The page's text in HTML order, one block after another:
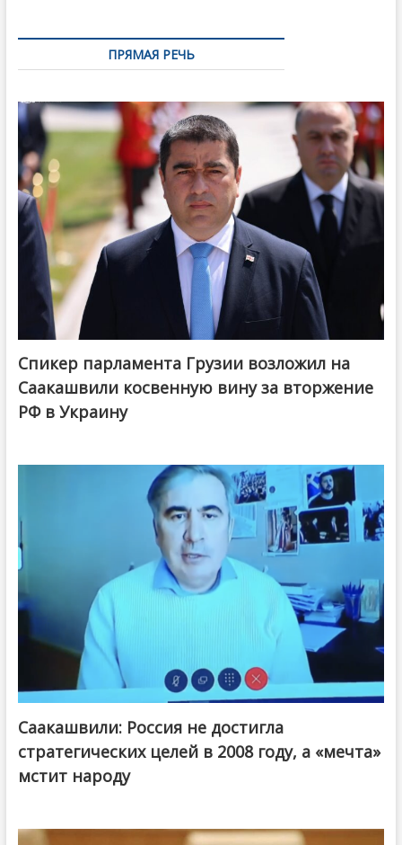
ПРЯМАЯ РЕЧЬ
Спикер парламента Грузии возложил на
Саакашвили косвенную вину за вторжение
РФ в Украину
Саакашвили: Россия не достигла
стратегических целей в 2008 году, а «мечта»
мстит народу